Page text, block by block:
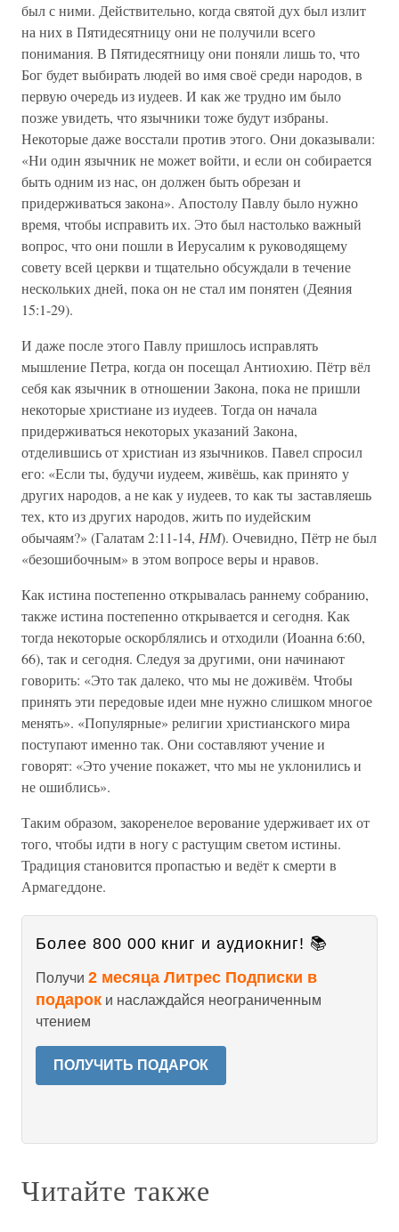
был с ними. Действительно, когда святой дух был излит
на них в Пятидесятницу они не получили всего
понимания. В Пятидесятницу они поняли лишь то, что
Бог будет выбирать людей во имя своё среди народов, в
первую очередь из иудеев. И как же трудно им было
позже увидеть, что язычники тоже будут избраны.
Некоторые даже восстали против этого. Они доказывали:
«Ни один язычник не может войти, и если он собирается
быть одним из нас, он должен быть обрезан и
придерживаться закона». Апостолу Павлу было нужно
время, чтобы исправить их. Это был настолько важный
вопрос, что они пошли в Иерусалим к руководящему
совету всей церкви и тщательно обсуждали в течение
нескольких дней, пока он не стал им понятен (Деяния
15:1-29).
И даже после этого Павлу пришлось исправлять
мышление Петра, когда он посещал Антиохию. Пётр вёл
себя как язычник в отношении Закона, пока не пришли
некоторые христиане из иудеев. Тогда он начала
придерживаться некоторых указаний Закона,
отделившись от христиан из язычников. Павел спросил
его: «Если ты, будучи иудеем, живёшь, как принято у
других народов, а не как у иудеев, то как ты заставляешь
тех, кто из других народов, жить по иудейским
обычаям?» (Галатам 2:11-14, НМ). Очевидно, Пётр не был
«безошибочным» в этом вопросе веры и нравов.
Как истина постепенно открывалась раннему собранию,
также истина постепенно открывается и сегодня. Как
тогда некоторые оскорблялись и отходили (Иоанна 6:60,
66), так и сегодня. Следуя за другими, они начинают
говорить: «Это так далеко, что мы не доживём. Чтобы
принять эти передовые идеи мне нужно слишком многое
менять». «Популярные» религии христианского мира
поступают именно так. Они составляют учение и
говорят: «Это учение покажет, что мы не уклонились и
не ошиблись».
Таким образом, закоренелое верование удерживает их от
того, чтобы идти в ногу с растущим светом истины.
Традиция становится пропастью и ведёт к смерти в
Армагеддоне.
Более 800 000 книг и аудиокниг! 📚
Получи 2 месяца Литрес Подписки в
подарок и наслаждайся неограниченным
чтением
ПОЛУЧИТЬ ПОДАРОК
Читайте также